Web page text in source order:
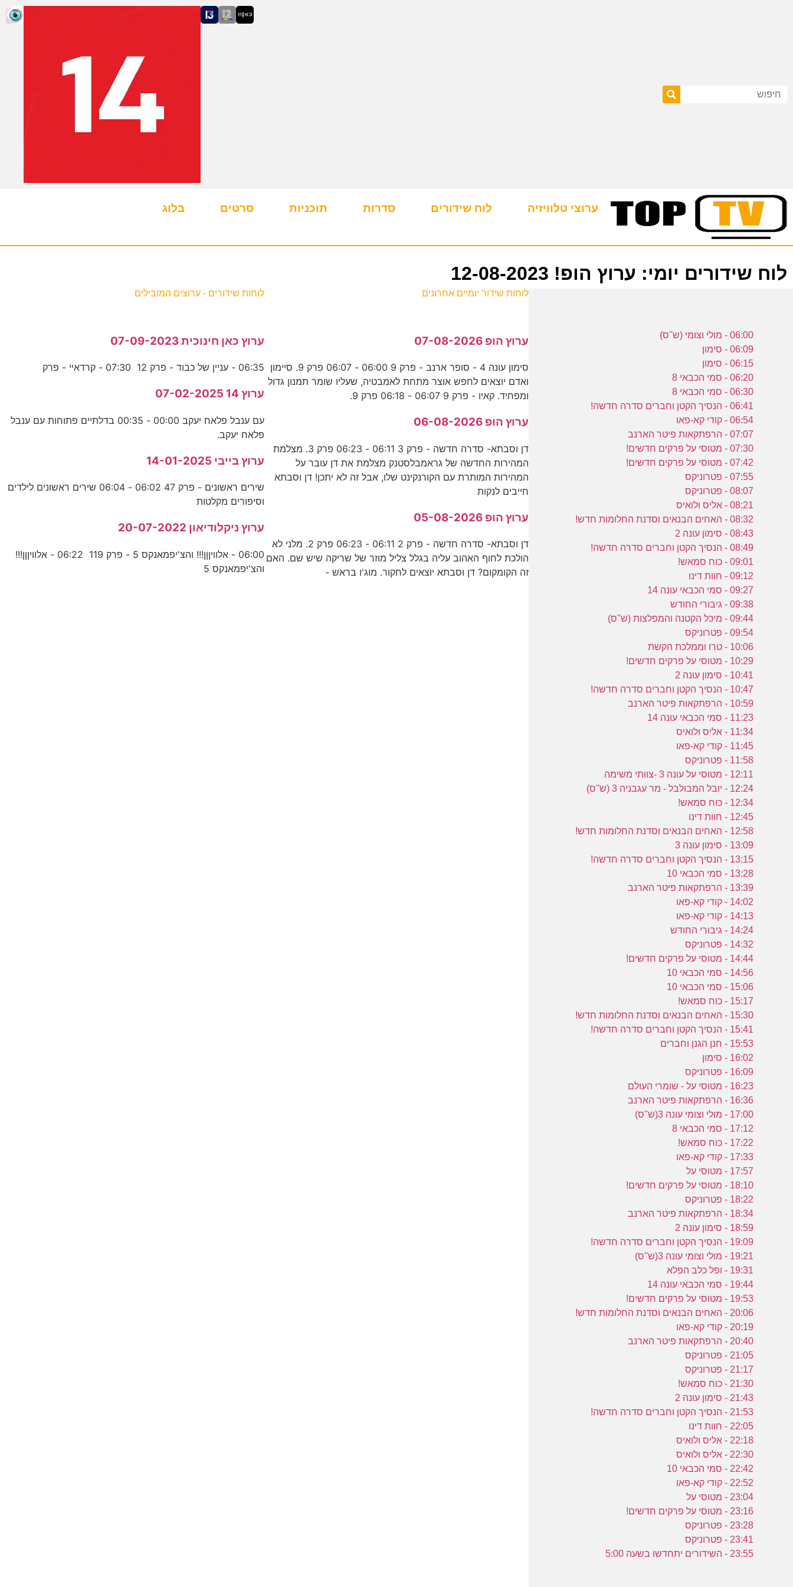
ערוצי טלוויזיה לוח שידורים סדרות תוכניות סרטים בלוג
לוח שידורים יומי: ערוץ הופ! 12-08-2023
06:00 - מולי וצומי (ש''ס)
06:09 - סימון
06:15 - סימון
06:20 - סמי הכבאי 8
06:30 - סמי הכבאי 8
06:41 - הנסיך הקטן וחברים סדרה חדשה!
06:54 - קודי קא-פאו
07:07 - הרפתקאות פיטר הארנב
07:30 - מטוסי על פרקים חדשים!
07:42 - מטוסי על פרקים חדשים!
07:55 - פטרוניקס
08:07 - פטרוניקס
08:21 - אליס ולואיס
08:32 - האחים הבנאים וסדנת החלומות חדש!
08:43 - סימון עונה 2
08:49 - הנסיך הקטן וחברים סדרה חדשה!
09:01 - כוח סמאש!
09:12 - חוות דינו
09:27 - סמי הכבאי עונה 14
09:38 - גיבורי החודש
09:44 - מיכל הקטנה והמפלצות (ש''ס)
09:54 - פטרוניקס
10:06 - טרו וממלכת הקשת
10:29 - מטוסי על פרקים חדשים!
10:41 - סימון עונה 2
10:47 - הנסיך הקטן וחברים סדרה חדשה!
10:59 - הרפתקאות פיטר הארנב
11:23 - סמי הכבאי עונה 14
11:34 - אליס ולואיס
11:45 - קודי קא-פאו
11:58 - פטרוניקס
12:11 - מטוסי על עונה 3 -צוותי משימה
12:24 - יובל המבולבל - מר עגבניה 3 (ש''ס)
12:34 - כוח סמאש!
12:45 - חוות דינו
12:58 - האחים הבנאים וסדנת החלומות חדש!
13:09 - סימון עונה 3
13:15 - הנסיך הקטן וחברים סדרה חדשה!
13:28 - סמי הכבאי 10
13:39 - הרפתקאות פיטר הארנב
14:02 - קודי קא-פאו
14:13 - קודי קא-פאו
14:24 - גיבורי החודש
14:32 - פטרוניקס
14:44 - מטוסי על פרקים חדשים!
14:56 - סמי הכבאי 10
15:06 - סמי הכבאי 10
15:17 - כוח סמאש!
15:30 - האחים הבנאים וסדנת החלומות חדש!
15:41 - הנסיך הקטן וחברים סדרה חדשה!
15:53 - חנן הגנן וחברים
16:02 - סימון
16:09 - פטרוניקס
16:23 - מטוסי על - שומרי העולם
16:36 - הרפתקאות פיטר הארנב
17:00 - מולי וצומי עונה 3(ש''ס)
17:12 - סמי הכבאי 8
17:22 - כוח סמאש!
17:33 - קודי קא-פאו
17:57 - מטוסי על
18:10 - מטוסי על פרקים חדשים!
18:22 - פטרוניקס
18:34 - הרפתקאות פיטר הארנב
18:59 - סימון עונה 2
19:09 - הנסיך הקטן וחברים סדרה חדשה!
19:21 - מולי וצומי עונה 3(ש''ס)
19:31 - ופל כלב הפלא
19:44 - סמי הכבאי עונה 14
19:53 - מטוסי על פרקים חדשים!
20:06 - האחים הבנאים וסדנת החלומות חדש!
20:19 - קודי קא-פאו
20:40 - הרפתקאות פיטר הארנב
21:05 - פטרוניקס
21:17 - פטרוניקס
21:30 - כוח סמאש!
21:43 - סימון עונה 2
21:53 - הנסיך הקטן וחברים סדרה חדשה!
22:05 - חוות דינו
22:18 - אליס ולואיס
22:30 - אליס ולואיס
22:42 - סמי הכבאי 10
22:52 - קודי קא-פאו
23:04 - מטוסי על
23:16 - מטוסי על פרקים חדשים!
23:28 - פטרוניקס
23:41 - פטרוניקס
23:55 - השידורים יתחדשו בשעה 5:00
לוחות שידור יומיים אחרונים
ערוץ הופ 07-08-2026
סימון עונה 4 - סופר ארנב - פרק 9 06:00 - 06:07 פרק 9. סיימון
ואדם יוצאים לחפש אוצר מתחת לאמבטיה, שעליו שומר תמנון גדול
ומפחיד. קאיו - פרק 9 06:07 - 06:18 פרק 9.
ערוץ הופ 06-08-2026
דן וסבתא- סדרה חדשה - פרק 3 06:11 - 06:23 פרק 3. מצלמת
המהירות החדשה של גראמבלסטנק מצלמת את דן עובר על
המהירות המותרת עם הקורנקינט שלו, אבל זה לא יתכן! דן וסבתא
חייבים לנקות
ערוץ הופ 05-08-2026
דן וסבתא- סדרה חדשה - פרק 2 06:11 - 06:23 פרק 2. מלני לא
הולכת לחוף האהוב עליה בגלל צליל מוזר של שריקה שיש שם. האם
זה הקומקום? דן וסבתא יוצאים לחקור. מוג'ו בראש -
לוחות שידורים - ערוצים המובילים
ערוץ כאן חינוכית 07-09-2023
06:35 - עניין של כבוד - פרק 12 07:30 - קרדאיי - פרק
ערוץ 14 07-02-2025
עם ענבל פלאח יעקב 00:00 - 00:35 בדלתיים פתוחות עם ענבל
פלאח יעקב.
ערוץ בייבי 14-01-2025
שירים ראשונים - פרק 47 06:02 - 06:04 שירים ראשונים לילדים
וסיפורים מקלטות
ערוץ ניקלודיאון 20-07-2022
06:00 - אלוויןןן!!! והצ'יפמאנקס 5 - פרק 119 06:22 - אלוויןןן!!!
והצ'יפמאנקס 5